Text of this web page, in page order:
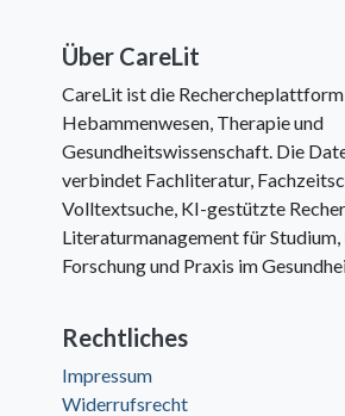
Über CareLit
CareLit ist die
Hebammenwesen, Therapie und
Gesundheitswissenschaft. Die
verbindet Fachliteratur,
Volltextsuche, KI-gestützte
Literaturmanagement für Studium,
Forschung und Praxis im
Rechtliches
Impressum
Widerrufsrecht